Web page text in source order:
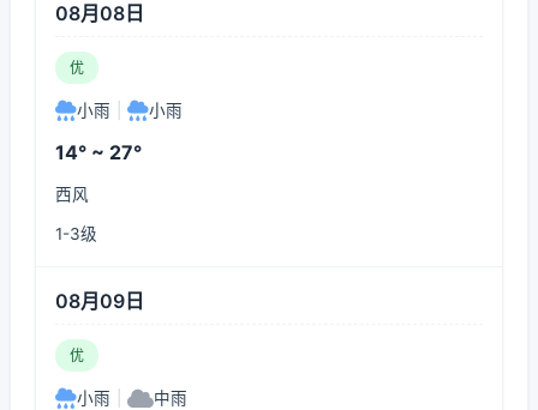
08月08日
优
小雨 小雨
14° ~ 27°
西风
1-3级
08月09日
优
小雨 中雨